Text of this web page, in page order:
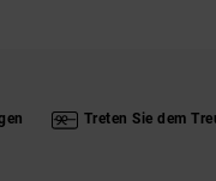
Treten Sie dem